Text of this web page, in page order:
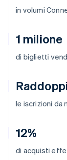
in volumi
1 milione
di biglietti
le iscrizioni da
12%
di acquisti